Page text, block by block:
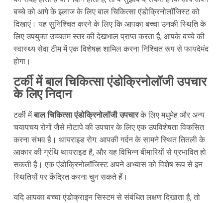
बच्चे को आगे के इलाज के लिए बाल चिकित्सा एंडोक्रिनोलॉजिस्ट को
दिखाएं। यह सुनिश्चित करने के लिए कि आपका बच्चा उनकी स्थिति के
लिए उपयुक्त उच्चतम स्तर की देखभाल प्राप्त करता है, आपके बच्चे की
स्वास्थ्य सेवा टीम में एक विशेषज्ञ शामिल करना निश्चित रूप से फायदेमंद
होगा।
टर्की में बाल चिकित्सा एंडोक्रिनोलॉजी उपचार
के लिए निदान
टर्की मेंबाल चिकित्सा एंडोक्रिनोलॉजी उपचारके लिए मधुमेह और अन्य
चयापचय रोगों जैसे मोटापे की उपचार के लिए एक उपविशेषता विकसित
करना संभव है। थायराइड रोग: आपकी गर्दन के सामने स्थित तितली के
आकार की ग्रंथि थायराइड है, और यह विभिन्न बीमारियों से प्रभावित हो
सकती है। एक एंडोक्रिनोलॉजिस्ट अपने अभ्यास को विशेष रूप से इन
स्थितियों पर केंद्रित करना चुन सकते हैं।
यदि आपका बच्चा एंडोक्राइन सिस्टम से संबंधित लक्षण दिखाता है, तो